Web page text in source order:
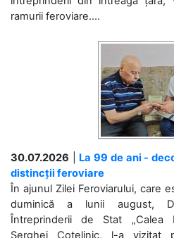
ramurii feroviare....
30.07.2026
La 99 de ani -
distincții feroviare
În ajunul Zilei Feroviarului, care
duminică a lunii august,
Întreprinderii de Stat „Calea
Serghei Cotelinic, l-a vizitat